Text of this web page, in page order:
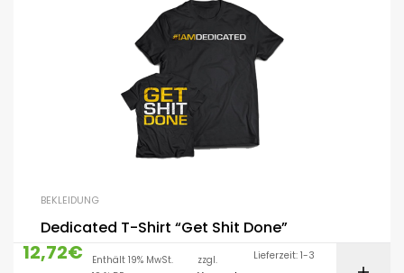
BEKLEIDUNG
Dedicated T-Shirt “Get Shit Done”
12,72€
Enthält 19% MwSt.
zzgl.
Lieferzeit: 1-3